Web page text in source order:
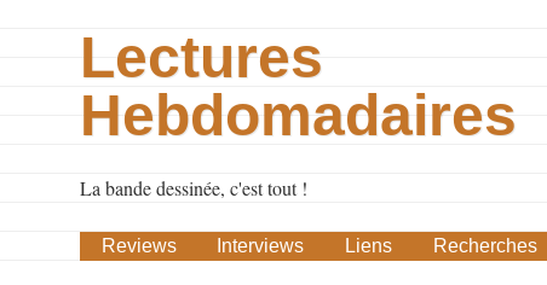
Lectures
Hebdomadaires
La bande dessinée, c'est tout !
Reviews Interviews Liens Recherches